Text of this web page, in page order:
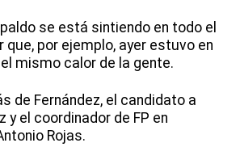
se está sintiendo en todo el
que, por ejemplo, ayer estuvo en
mismo calor de la gente.
de Fernández, el candidato a
y el coordinador de FP en
Rojas.